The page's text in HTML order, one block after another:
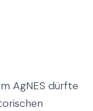
AgNES dürfte